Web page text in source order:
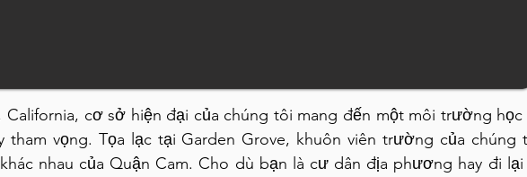
cơ sở hiện đại của chúng tôi mang đến một môi trường
tham vọng. Tọa lạc tại Garden Grove, khuôn viên trường của
nhau của Quận Cam. Cho dù bạn là cư dân địa phương hay đi